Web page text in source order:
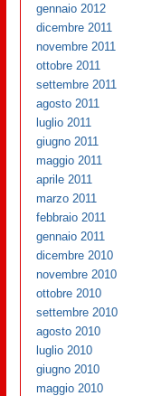
gennaio 2012
dicembre 2011
novembre 2011
ottobre 2011
settembre 2011
agosto 2011
luglio 2011
giugno 2011
maggio 2011
aprile 2011
marzo 2011
febbraio 2011
gennaio 2011
dicembre 2010
novembre 2010
ottobre 2010
settembre 2010
agosto 2010
luglio 2010
giugno 2010
maggio 2010